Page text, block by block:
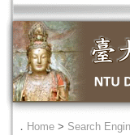
． Home > Search